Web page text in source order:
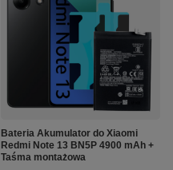
Bateria Akumulator do Xiaomi
Redmi Note 13 BN5P 4900 mAh +
Taśma montażowa